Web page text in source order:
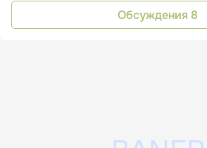
Обсуждения 8